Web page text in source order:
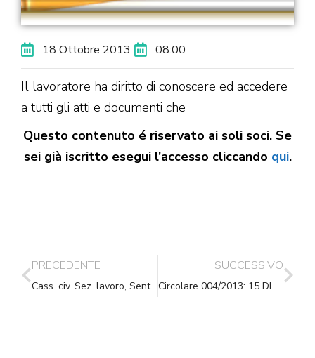
18 Ottobre 2013 08:00
Il lavoratore ha diritto di conoscere ed accedere
a tutti gli atti e documenti che
Questo contenuto é riservato ai soli soci. Se
sei già iscritto esegui l'accesso cliccando qui.
PRECEDENTE
Cass. civ. Sez. lavoro, Sent., (ud. 11-07-2013) 15-10-2013, n. 23365
SUCCESSIVO
Circolare 004/2013: 15 DICEMBRE 2013 – Indirizzi p.e.c. per la notifica degli atti giudiziari in materia civile, penale e amministrativa